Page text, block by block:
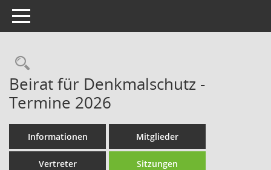
Toggle navigation
Rechercheauswahl
Beirat für Denkmalschutz -
Termine 2026
Informationen Mitglieder
Vertreter Sitzungen